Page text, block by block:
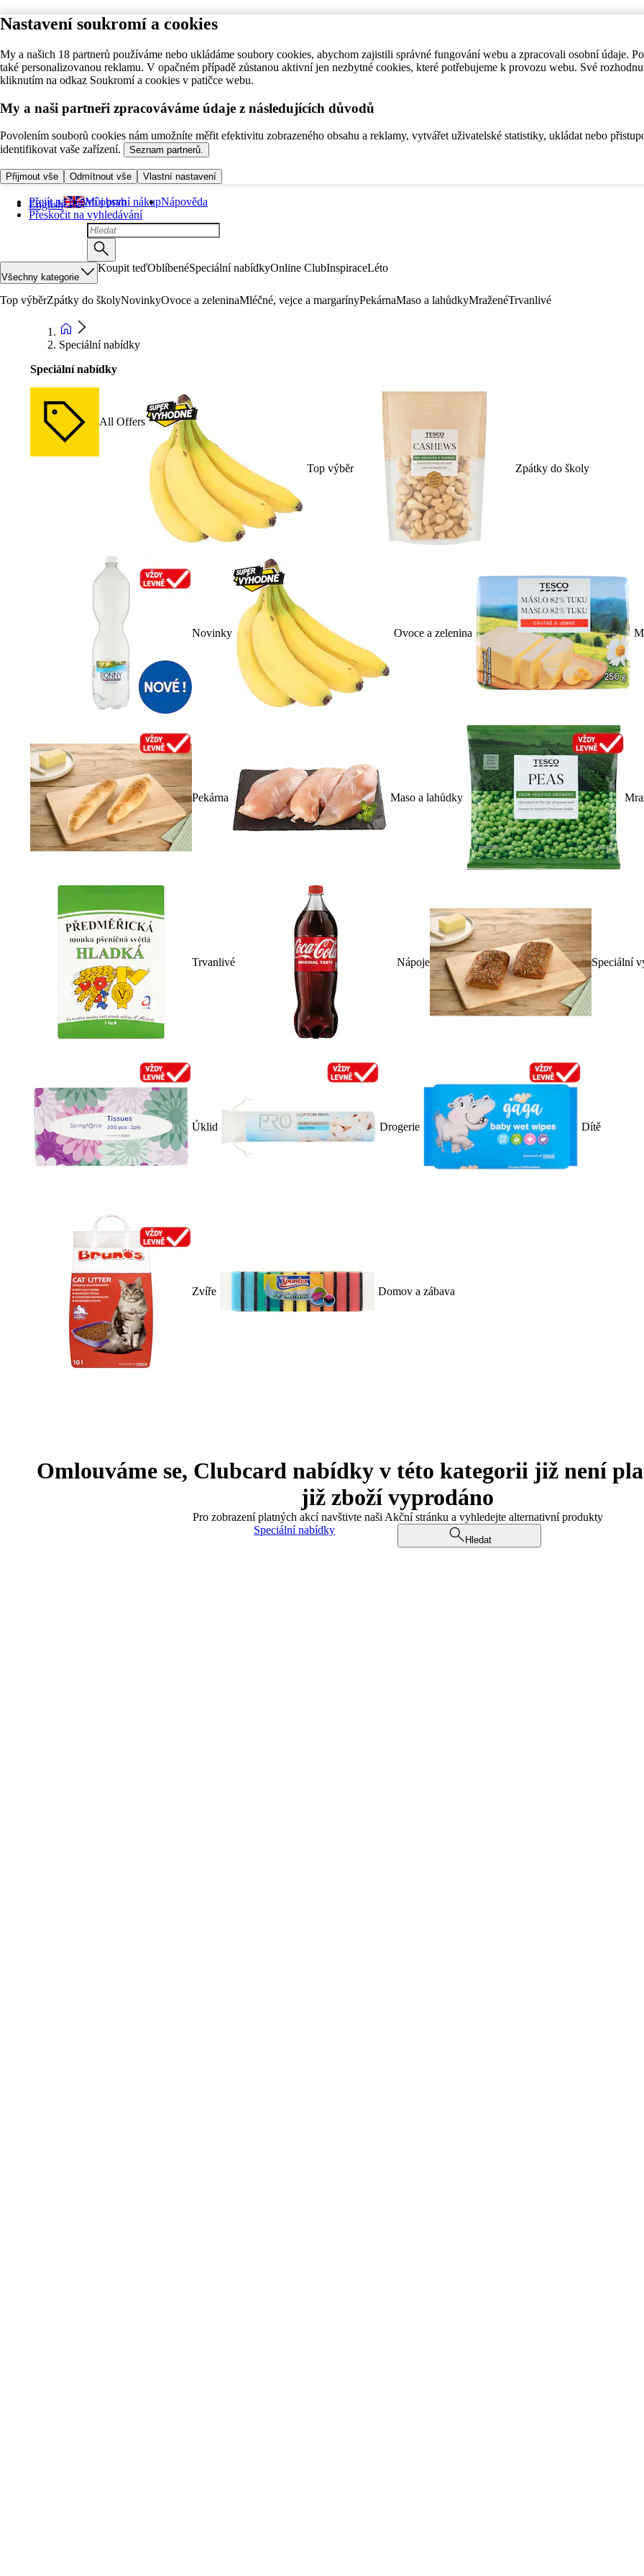
Nastavení soukromí a cookies
My a našich 18 partnerů používáme nebo ukládáme soubory cookies, abychom zajistili správné fungování webu a zpracovali osobní údaje.
také personalizovanou reklamu. V opačném případě zůstanou aktivní jen nezbytné cookies, které potřebujeme k provozu webu. Své
kliknutím na odkaz Soukromí a cookies v patičce webu.
My a naši partneři zpracováváme údaje z následujících důvodů
Povolením souborů cookies nám umožníte měřit efektivitu zobrazeného obsahu a reklamy, vytvářet uživatelské statistiky, ukládat nebo
identifikovat vaše zařízení.
Seznam partnerů.
Přijmout vše Odmítnout vše Vlastní nastavení
Přejít na hlavní obsah
Přeskočit na vyhledávání
English Můj první nákupNápověda
Všechny kategorie
Koupit teďOblíbenéSpeciální nabídkyOnline ClubInspiraceLéto
Top výběrZpátky do školyNovinkyOvoce a zeleninaMléčné, vejce a margarínyPekárnaMaso a lahůdkyMraženéTrvanlivé
Speciální nabídky
Speciální nabídky
All Offers
Top výběr Zpátky do školy
Novinky Ovoce a zelenina
Pekárna Maso a lahůdky
Trvanlivé Nápoje Speciální
Úklid Drogerie Dítě
Zvíře Domov a zábava
Omlouváme se, Clubcard nabídky v této kategorii již není
již zboží vyprodáno
Pro zobrazení platných akcí navštivte naši Akční stránku a vyhledejte alternativní produkty
Speciální nabídky
Hledat